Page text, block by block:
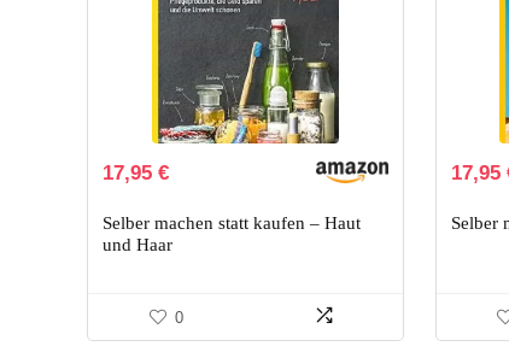
17,95€
Selber machen statt kaufen – Haut
und Haar
0
17,95
Selber